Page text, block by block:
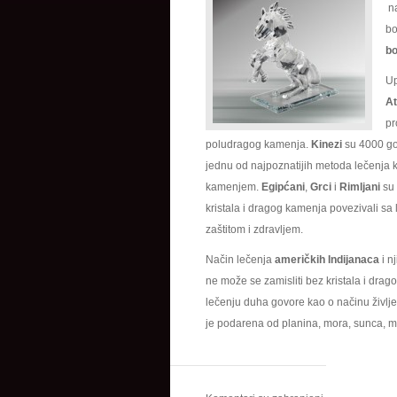
poludragog kamenja. Kinezi su 4000
jednu od najpoznatijih metoda lečenja
kamenjem. Egipćani, Grci i Rimljani su
kristala i dragog kamenja povezivali
zaštitom i zdravljem.
Način lečenja američkih Indijanaca i
ne može se zamisliti bez kristala i
lečenju duha govore kao o načinu
je podarena od planina, mora, sunca,